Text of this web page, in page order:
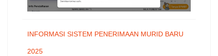
INFORMASI SISTEM PENERIMAAN MURID BARU
2025